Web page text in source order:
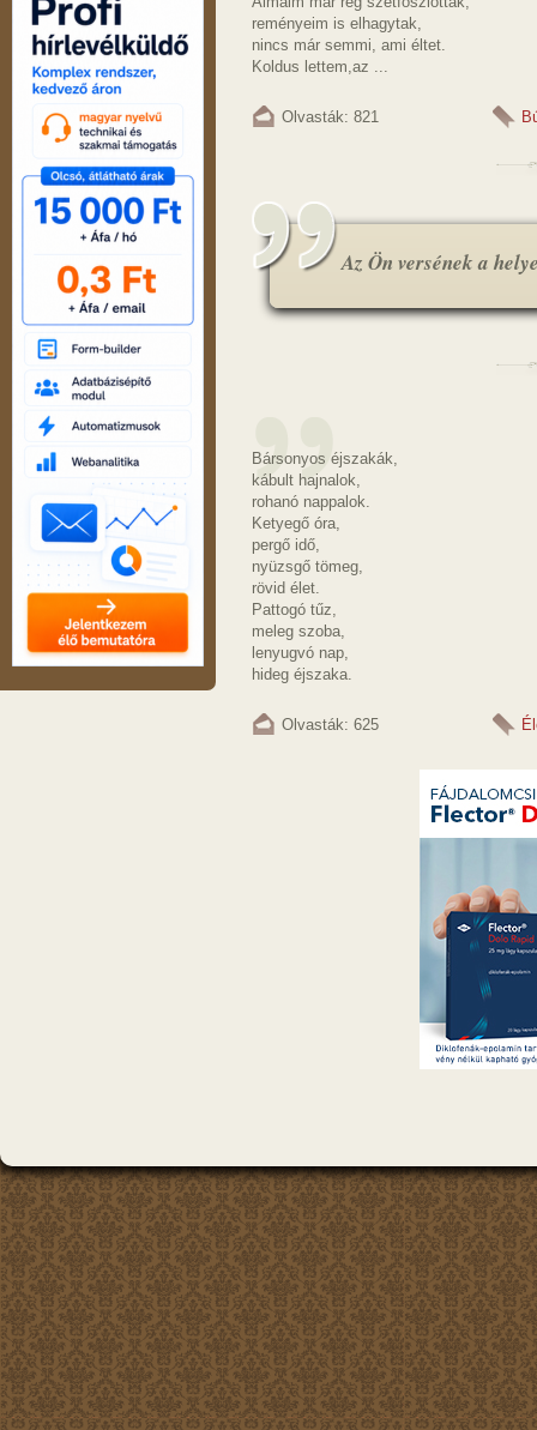
reményeim is elhagytak,
nincs már semmi, ami éltet.
Koldus lettem,az ...
Olvasták: 821
Az Ön versének a
Bársonyos éjszakák,
kábult hajnalok,
rohanó nappalok.
Ketyegő óra,
pergő idő,
nyüzsgő tömeg,
rövid élet.
Pattogó tűz,
meleg szoba,
lenyugvó nap,
hideg éjszaka.
Olvasták: 625